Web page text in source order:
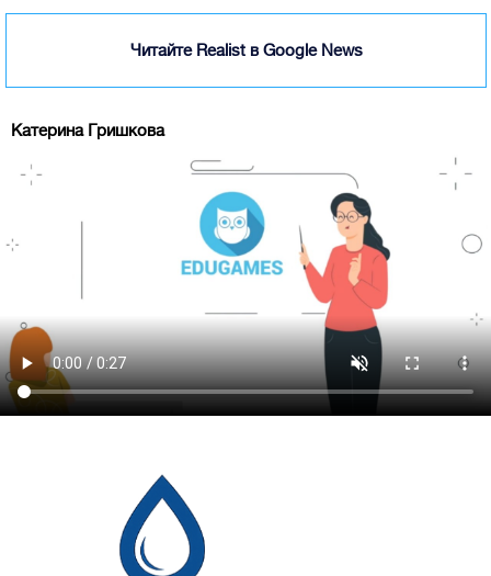
Читайте Realist в Google News
Катерина Гришкова